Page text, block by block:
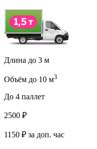
Длина до 3 м
Объём до 10 м3
До 4 паллет
2500 ₽
1150 ₽ за доп. час